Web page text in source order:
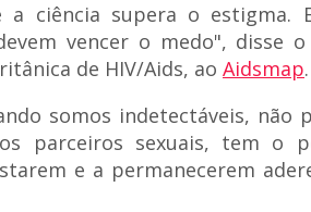
ciência supera o estigma.
vencer o medo", disse
de HIV/Aids, ao Aidsmap.
somos indetectáveis, não
parceiros sexuais, tem o
e a permanecerem